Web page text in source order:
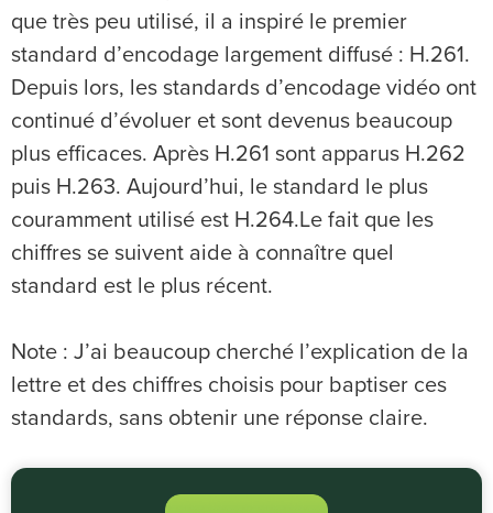
que très peu utilisé, il a inspiré le premier
standard d’encodage largement diffusé : H.261.
Depuis lors, les standards d’encodage vidéo ont
continué d’évoluer et sont devenus beaucoup
plus efficaces. Après H.261 sont apparus H.262
puis H.263. Aujourd’hui, le standard le plus
couramment utilisé est H.264.Le fait que les
chiffres se suivent aide à connaître quel
standard est le plus récent.
Note : J’ai beaucoup cherché l’explication de la
lettre et des chiffres choisis pour baptiser ces
standards, sans obtenir une réponse claire.